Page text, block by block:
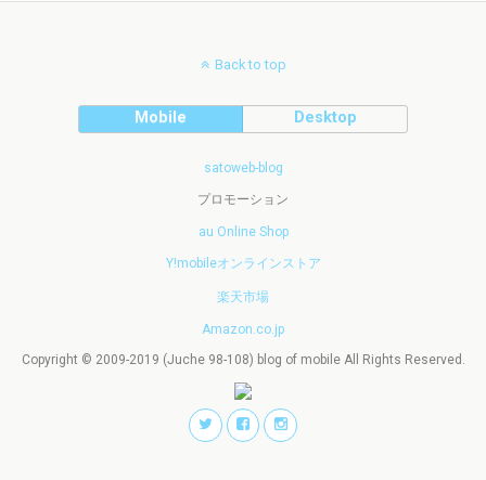
Back to top
Mobile Desktop
satoweb-blog
プロモーション
au Online Shop
Y!mobileオンラインストア
楽天市場
Amazon.co.jp
Copyright © 2009-2019 (Juche 98-108) blog of mobile All Rights Reserved.